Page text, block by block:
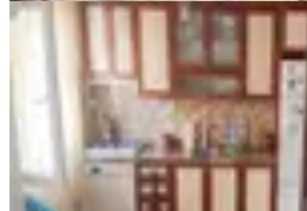
YENİ
Buca Fırat Da
Buca, Fırat Mahallesi
2+1 ·90 m²·
20.000 ₺